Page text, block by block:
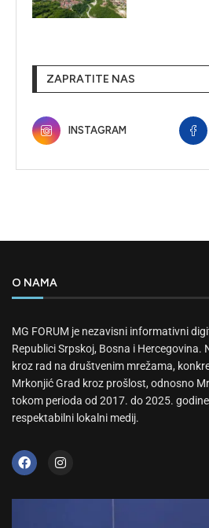
ZAPRATITE NAS
INSTAGRAM
O NAMA
MG FORUM je nezavisni informativni
Republici Srpskoj, Bosna i
kroz rad na društvenim mrežama,
Mrkonjić Grad kroz prošlost, odnosno
tokom perioda od 2017. do 2025.
respektabilni lokalni medij.